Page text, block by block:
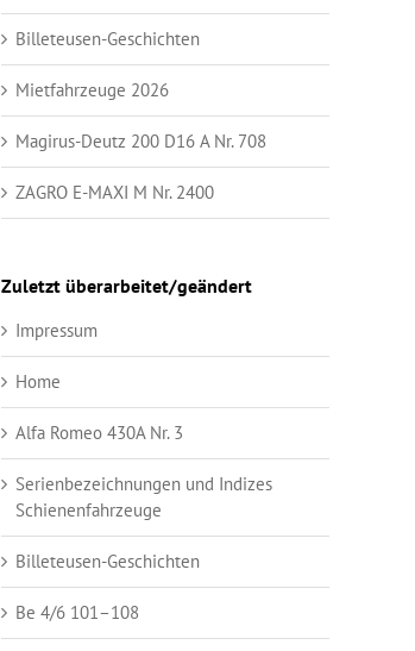
Billeteusen-Geschichten
Mietfahrzeuge 2026
Magirus-Deutz 200 D16 A Nr. 708
ZAGRO E-MAXI M Nr. 2400
Zuletzt überarbeitet/geändert
Impressum
Home
Alfa Romeo 430A Nr. 3
Serienbezeichnungen und Indizes
Schienenfahrzeuge
Billeteusen-Geschichten
Be 4/6 101–108